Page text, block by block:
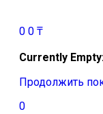
0 0 ₸
Currently
Продолжить
0